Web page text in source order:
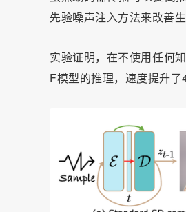
先验噪声注入方法来改善
实验证明，在不使用任何
F模型的推理，速度提升